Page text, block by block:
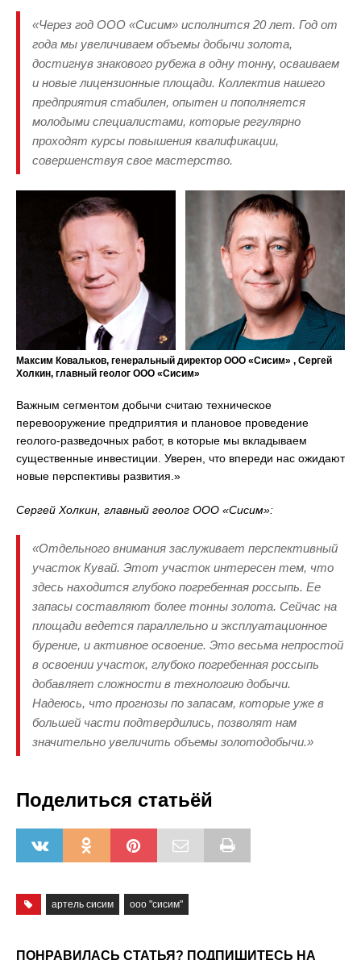
«Через год ООО «Сисим» исполнится 20 лет. Год от
года мы увеличиваем объемы добычи золота,
достигнув знакового рубежа в одну тонну, осваиваем
и новые лицензионные площади. Коллектив нашего
предприятия стабилен, опытен и пополняется
молодыми специалистами, которые регулярно
проходят курсы повышения квалификации,
совершенствуя свое мастерство.
Максим Ковальков, генеральный директор ООО «Сисим» , Сергей
Холкин, главный геолог ООО «Сисим»
Важным сегментом добычи считаю техническое
перевооружение предприятия и плановое проведение
геолого-разведочных работ, в которые мы вкладываем
существенные инвестиции. Уверен, что впереди нас ожидают
новые перспективы развития.»
Сергей Холкин, главный геолог ООО «Сисим»:
«Отдельного внимания заслуживает перспективный
участок Кувай. Этот участок интересен тем, что
здесь находится глубоко погребенная россыпь. Ее
запасы составляют более тонны золота. Сейчас на
площади ведется параллельно и эксплуатационное
бурение, и активное освоение. Это весьма непростой
в освоении участок, глубоко погребенная россыпь
добавляет сложности в технологию добычи.
Надеюсь, что прогнозы по запасам, которые уже в
большей части подтвердились, позволят нам
значительно увеличить объемы золотодобычи.»
Поделиться статьёй
артель сисим ооо "сисим"
ПОНРАВИЛАСЬ СТАТЬЯ? ПОДПИШИТЕСЬ НА